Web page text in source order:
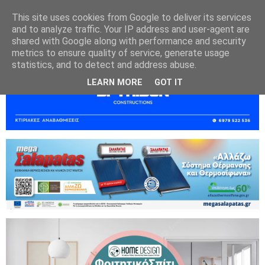
This site uses cookies from Google to deliver its services
and to analyze traffic. Your IP address and user-agent are
shared with Google along with performance and security
metrics to ensure quality of service, generate usage
statistics, and to detect and address abuse.
LEARN MORE GOT IT